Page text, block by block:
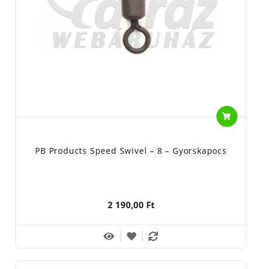
PB Products Speed Swivel – 8 – Gyorskapocs
2 190,00 Ft